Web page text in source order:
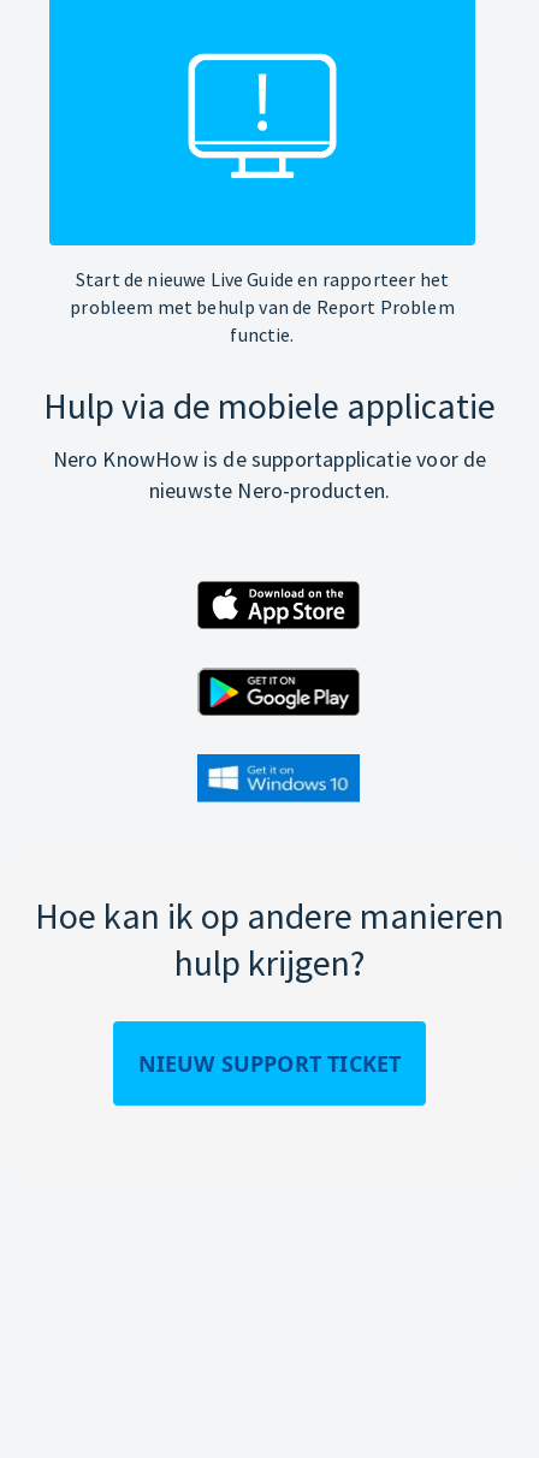
Start de nieuwe Live Guide en rapporteer het
probleem met behulp van de Report Problem
functie.
Hulp via de mobiele applicatie
Nero KnowHow is de supportapplicatie voor de
nieuwste Nero-producten.
Hoe kan ik op andere manieren
hulp krijgen?
NIEUW SUPPORT TICKET